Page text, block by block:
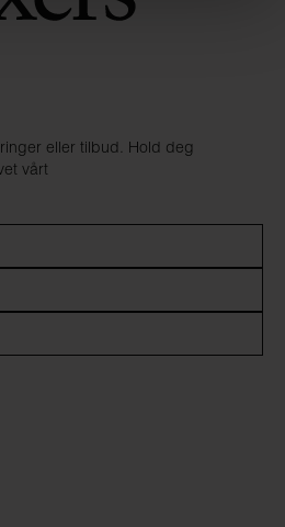
eller tilbud. Hold deg
vårt